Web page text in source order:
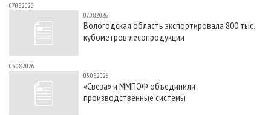
07.08.2026
07.08.2026
Вологодская область экспортировала 800 тыс.
кубометров лесопродукции
05.08.2026
05.08.2026
«Свеза» и ММПОФ объединили
производственные системы